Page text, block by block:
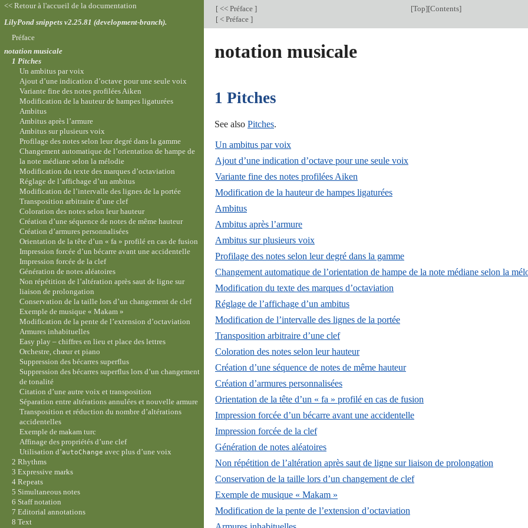
[ << Préface ] [Top][Contents]
[ < Préface ]
notation musicale
1 Pitches
See also Pitches.
Un ambitus par voix
Ajout d’une indication d’octave pour une seule voix
Variante fine des notes profilées Aiken
Modification de la hauteur de hampes ligaturées
Ambitus
Ambitus après l’armure
Ambitus sur plusieurs voix
Profilage des notes selon leur degré dans la gamme
Changement automatique de l’orientation de hampe de la note médiane selon la
Modification du texte des marques d’octaviation
Réglage de l’affichage d’un ambitus
Modification de l’intervalle des lignes de la portée
Transposition arbitraire d’une clef
Coloration des notes selon leur hauteur
Création d’une séquence de notes de même hauteur
Création d’armures personnalisées
Orientation de la tête d’un « fa » profilé en cas de fusion
Impression forcée d’un bécarre avant une accidentelle
Impression forcée de la clef
Génération de notes aléatoires
Non répétition de l’altération après saut de ligne sur liaison de prolongation
Conservation de la taille lors d’un changement de clef
Exemple de musique « Makam »
Modification de la pente de l’extension d’octaviation
<< Retour à l'accueil de la documentation
LilyPond snippets v2.25.81 (development-branch).
Préface
notation musicale
1 Pitches
Un ambitus par voix
Ajout d’une indication d’octave pour une seule voix
Variante fine des notes profilées Aiken
Modification de la hauteur de hampes ligaturées
Ambitus
Ambitus après l’armure
Ambitus sur plusieurs voix
Profilage des notes selon leur degré dans la gamme
Changement automatique de l’orientation de hampe de
la note médiane selon la mélodie
Modification du texte des marques d’octaviation
Réglage de l’affichage d’un ambitus
Modification de l’intervalle des lignes de la portée
Transposition arbitraire d’une clef
Coloration des notes selon leur hauteur
Création d’une séquence de notes de même hauteur
Création d’armures personnalisées
Orientation de la tête d’un « fa » profilé en cas de fusion
Impression forcée d’un bécarre avant une accidentelle
Impression forcée de la clef
Génération de notes aléatoires
Non répétition de l’altération après saut de ligne sur
liaison de prolongation
Conservation de la taille lors d’un changement de clef
Exemple de musique « Makam »
Modification de la pente de l’extension d’octaviation
Armures inhabituelles
Easy play – chiffres en lieu et place des lettres
Orchestre, chœur et piano
Suppression des bécarres superflus
Suppression des bécarres superflus lors d’un changement
de tonalité
Citation d’une autre voix et transposition
Séparation entre altérations annulées et nouvelle armure
Transposition et réduction du nombre d’altérations
accidentelles
Exemple de makam turc
Affinage des propriétés d’une clef
Utilisation d’autoChange avec plus d’une voix
2 Rhythms
3 Expressive marks
4 Repeats
5 Simultaneous notes
6 Staff notation
7 Editorial annotations
8 Text